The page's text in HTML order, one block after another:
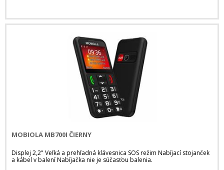
MOBIOLA MB700I ČIERNY
Displej 2,2" Veľká a prehľadná klávesnica SOS režim Nabíjací stojanček
a kábel v balení Nabíjačka nie je súčasťou balenia.